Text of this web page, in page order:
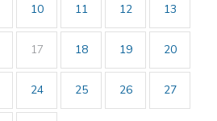
10 11 12 13
17 18 19 20
24 25 26 27